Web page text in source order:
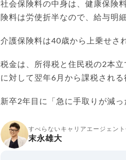
社会保険料の中身は、健康保険
険料は労使折半なので、給与明
介護保険料は40歳から上乗せさ
税金は、所得税と住民税の2本
に対して翌年6月から課税される
新卒2年目に「急に手取りが減
すべらないキャリアエージェン
末永雄大